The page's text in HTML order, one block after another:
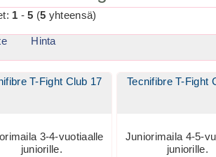
1 -5 (5 yhteensä)
Hinta
T-Fight Club 17
3-4-vuotiaalle
juniorille.
Tecnifibre T-Fight
Juniorimaila 4-5-
juniorille.